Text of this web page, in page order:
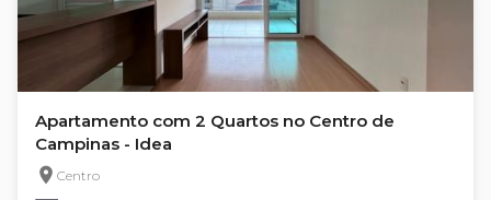
Apartamento com 2 Quartos no Centro de
Campinas - Idea
Centro